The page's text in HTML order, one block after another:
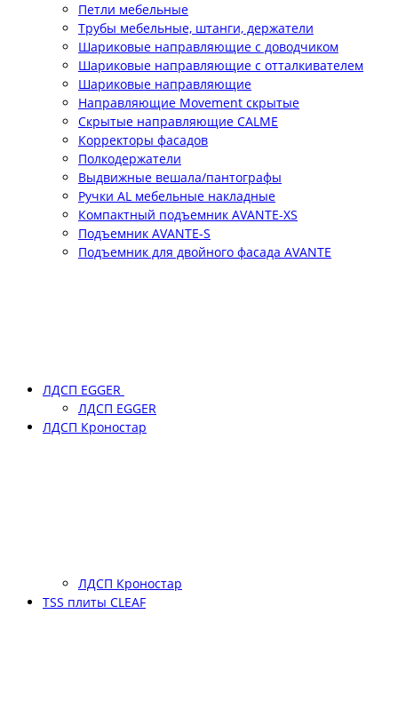
Петли мебельные
Трубы мебельные, штанги, держатели
Шариковые направляющие с доводчиком
Шариковые направляющие с отталкивателем
Шариковые направляющие
Направляющие Movement скрытые
Скрытые направляющие CALME
Корректоры фасадов
Полкодержатели
Выдвижные вешала/пантографы
Ручки AL мебельные накладные
Компактный подъемник АVANTE-XS
Подъемник АVANTE-S
Подъемник для двойного фасада АVANTE
ЛДСП EGGER
ЛДСП EGGER
ЛДСП Кроностар
ЛДСП Кроностар
TSS плиты CLEAF